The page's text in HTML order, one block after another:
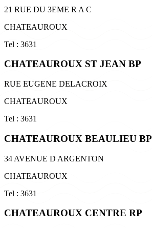
21 RUE DU 3EME R A C
CHATEAUROUX
Tel : 3631
CHATEAUROUX ST JEAN BP
RUE EUGENE DELACROIX
CHATEAUROUX
Tel : 3631
CHATEAUROUX BEAULIEU BP
34 AVENUE D ARGENTON
CHATEAUROUX
Tel : 3631
CHATEAUROUX CENTRE RP